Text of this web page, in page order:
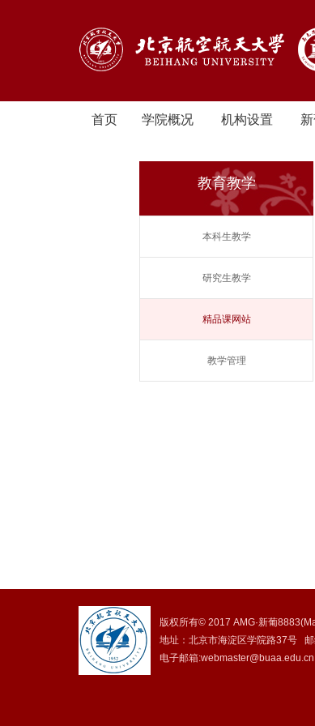
首页 学院概况 机构设置
教育教学
本科生教学
研究生教学
精品课网站
教学管理
版权所有© 2017 AMG·新葡
地址：北京市海淀区学院路37
电子邮箱